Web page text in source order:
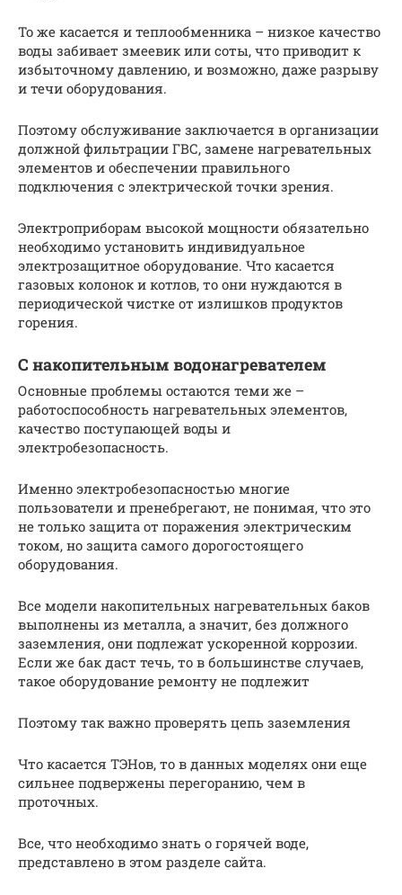
То же касается и теплообменника – низкое качество
воды забивает змеевик или соты, что приводит к
избыточному давлению, и возможно, даже разрыву
и течи оборудования.
Поэтому обслуживание заключается в организации
должной фильтрации ГВС, замене нагревательных
элементов и обеспечении правильного
подключения с электрической точки зрения.
Электроприборам высокой мощности обязательно
необходимо установить индивидуальное
электрозащитное оборудование. Что касается
газовых колонок и котлов, то они нуждаются в
периодической чистке от излишков продуктов
горения.
С накопительным водонагревателем
Основные проблемы остаются теми же –
работоспособность нагревательных элементов,
качество поступающей воды и
электробезопасность.
Именно электробезопасностью многие
пользователи и пренебрегают, не понимая, что это
не только защита от поражения электрическим
током, но защита самого дорогостоящего
оборудования.
Все модели накопительных нагревательных баков
выполнены из металла, а значит, без должного
заземления, они подлежат ускоренной коррозии.
Если же бак даст течь, то в большинстве случаев,
такое оборудование ремонту не подлежит
Поэтому так важно проверять цепь заземления
Что касается ТЭНов, то в данных моделях они еще
сильнее подвержены перегоранию, чем в
проточных.
Все, что необходимо знать о горячей воде,
представлено в этом разделе сайта.